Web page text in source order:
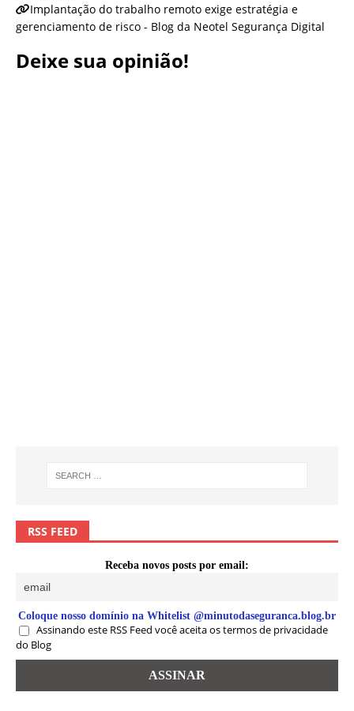
Implantação do trabalho remoto exige estratégia e
gerenciamento de risco - Blog da Neotel Segurança Digital
Deixe sua opinião!
RSS FEED
Receba novos posts por email:
Coloque nosso domínio na Whitelist @minutodaseguranca.blog.br
Assinando este RSS Feed você aceita os termos de privacidade
do Blog